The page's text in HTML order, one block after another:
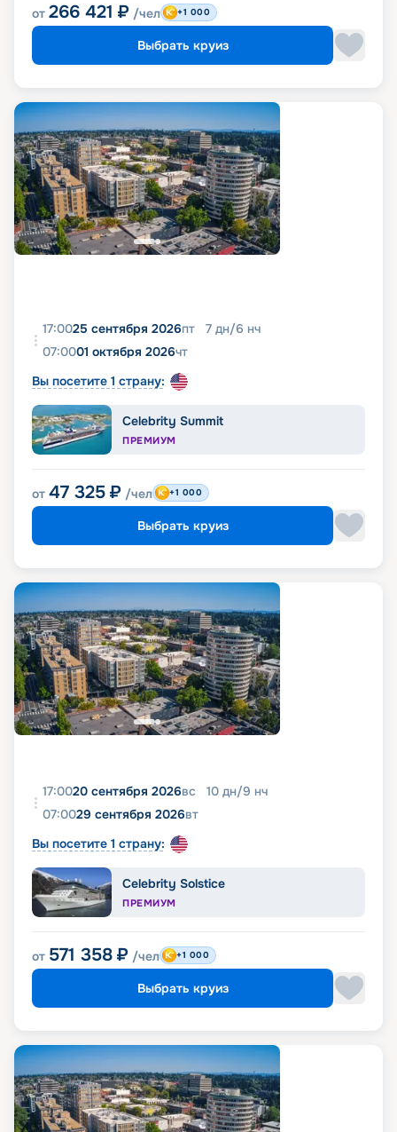
от 266 421 ₽ /чел +1 000
Выбрать круиз
17:0025 сентября 2026пт 7 дн/6 нч
07:0001 октября 2026чт
Вы посетите 1 страну:
Celebrity Summit
ПРЕМИУМ
от 47 325 ₽ /чел +1 000
Выбрать круиз
17:0020 сентября 2026вс 10 дн/9 нч
07:0029 сентября 2026вт
Вы посетите 1 страну:
Celebrity Solstice
ПРЕМИУМ
от 571 358 ₽ /чел +1 000
Выбрать круиз